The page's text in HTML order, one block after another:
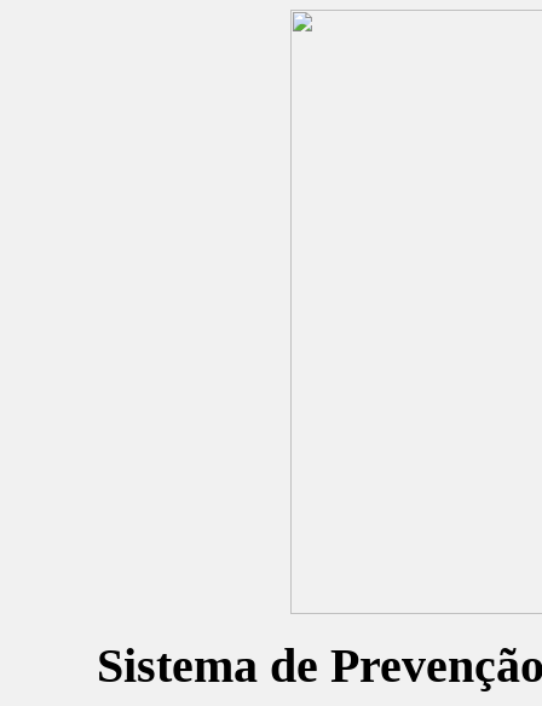
Sistema de